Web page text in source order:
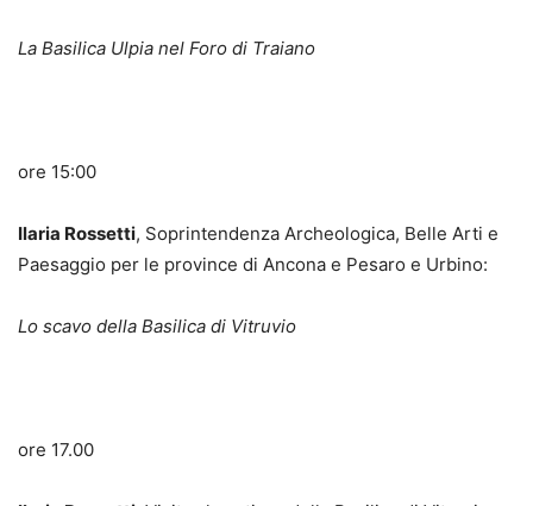
La Basilica Ulpia nel Foro di Traiano
ore 15:00
Ilaria Rossetti, Soprintendenza Archeologica, Belle Arti e
Paesaggio per le province di Ancona e Pesaro e Urbino:
Lo scavo della Basilica di Vitruvio
ore 17.00